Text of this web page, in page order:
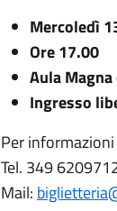
Mercoledì
Ore 17.00
Aula
Ingresso
Per
Tel. 349
Mail: